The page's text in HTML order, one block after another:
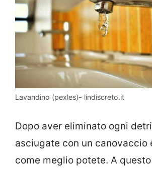
Lavandino (pexles)- lindiscreto.it
Dopo aver eliminato ogni
asciugate con un canovaccio
come meglio potete. A